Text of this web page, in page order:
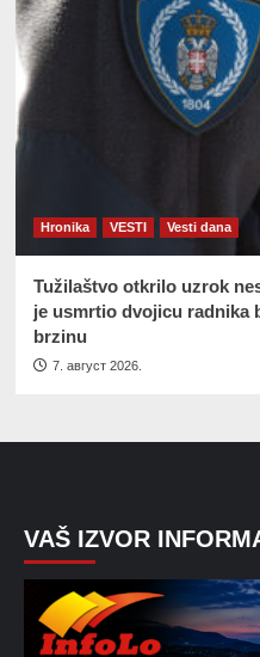
Hronika VESTI Vesti dana
Tužilaštvo otkrilo uzrok
je usmrtio dvojicu radnika
brzinu
7. август 2026.
VAŠ IZVOR